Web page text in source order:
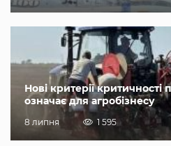
Нові критерії
означає для агробізнесу
8 липня 1 595